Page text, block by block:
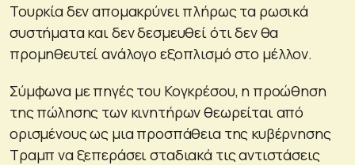
Τουρκία δεν απομακρύνει πλήρως τα ρωσικά
συστήματα και δεν δεσμευθεί ότι δεν θα
προμηθευτεί ανάλογο εξοπλισμό στο μέλλον.
Σύμφωνα με πηγές του Κογκρέσου, η προώθηση
της πώλησης των κινητήρων θεωρείται από
ορισμένους ως μια προσπάθεια της κυβέρνησης
Τραμπ να ξεπεράσει σταδιακά τις αντιστάσεις